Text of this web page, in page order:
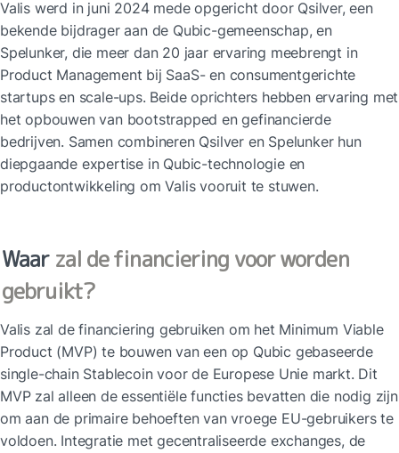
Valis werd in juni 2024 mede opgericht door Qsilver, een
bekende bijdrager aan de Qubic-gemeenschap, en
Spelunker, die meer dan 20 jaar ervaring meebrengt in
Product Management bij SaaS- en consumentgerichte
startups en scale-ups. Beide oprichters hebben ervaring met
het opbouwen van bootstrapped en gefinancierde
bedrijven. Samen combineren Qsilver en Spelunker hun
diepgaande expertise in Qubic-technologie en
productontwikkeling om Valis vooruit te stuwen.
Waar zal de financiering voor worden
gebruikt?
Valis zal de financiering gebruiken om het Minimum Viable
Product (MVP) te bouwen van een op Qubic gebaseerde
single-chain Stablecoin voor de Europese Unie markt. Dit
MVP zal alleen de essentiële functies bevatten die nodig zijn
om aan de primaire behoeften van vroege EU-gebruikers te
voldoen. Integratie met gecentraliseerde exchanges, de